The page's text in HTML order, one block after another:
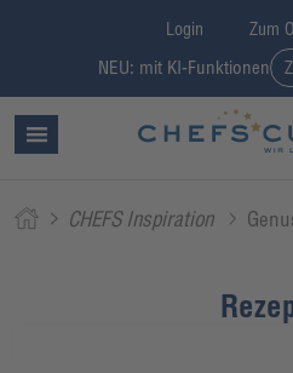
Login Zum
NEU: mit KI-Funktionen
CHEFS Inspiration